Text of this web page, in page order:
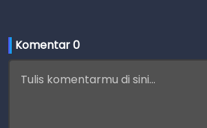
Komentar 0